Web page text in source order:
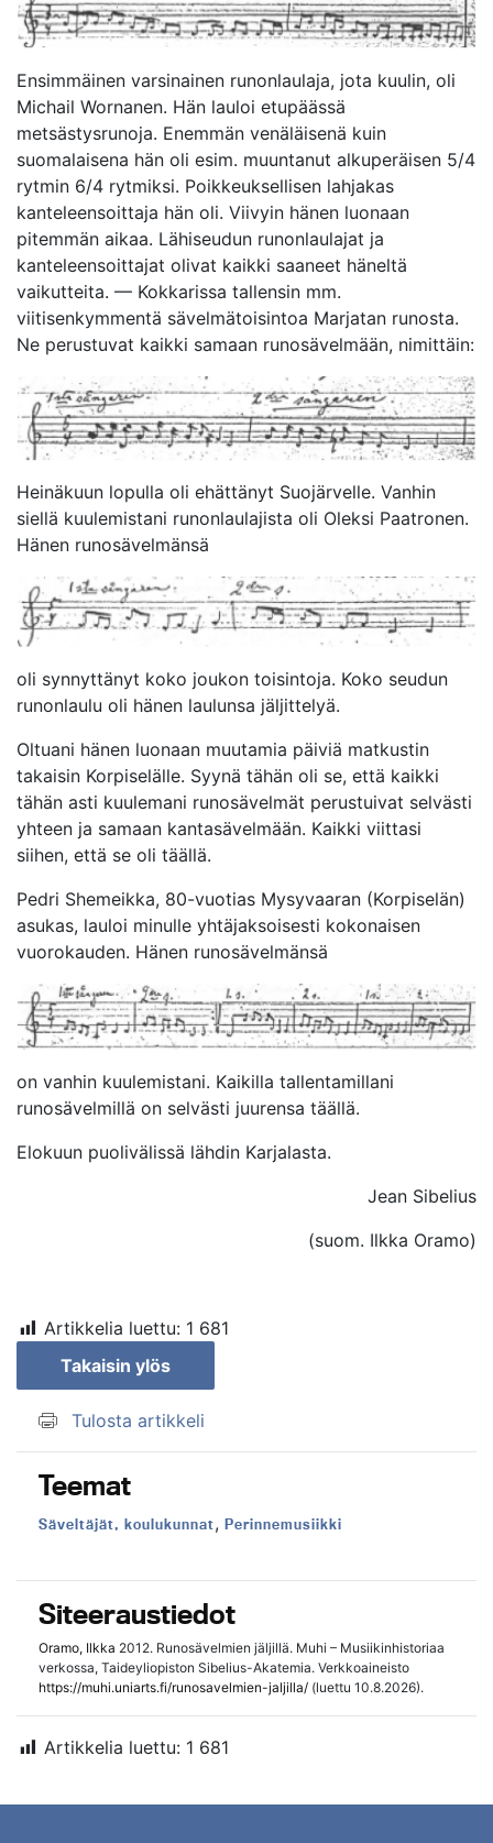
Ensimmäinen varsinainen runonlaulaja, jota kuulin, oli
Michail Wornanen. Hän lauloi etupäässä
metsästysrunoja. Enemmän venäläisenä kuin
suomalaisena hän oli esim. muuntanut alkuperäisen 5/4
rytmin 6/4 rytmiksi. Poikkeuksellisen lahjakas
kanteleensoittaja hän oli. Viivyin hänen luonaan
pitemmän aikaa. Lähiseudun runonlaulajat ja
kanteleensoittajat olivat kaikki saaneet häneltä
vaikutteita. — Kokkarissa tallensin mm.
viitisenkymmentä sävelmätoisintoa Marjatan runosta.
Ne perustuvat kaikki samaan runosävelmään, nimittäin:
Heinäkuun lopulla oli ehättänyt Suojärvelle. Vanhin
siellä kuulemistani runonlaulajista oli Oleksi Paatronen.
Hänen runosävelmänsä
oli synnyttänyt koko joukon toisintoja. Koko seudun
runonlaulu oli hänen laulunsa jäljittelyä.
Oltuani hänen luonaan muutamia päiviä matkustin
takaisin Korpiselälle. Syynä tähän oli se, että kaikki
tähän asti kuulemani runosävelmät perustuivat selvästi
yhteen ja samaan kantasävelmään. Kaikki viittasi
siihen, että se oli täällä.
Pedri Shemeikka, 80-vuotias Mysyvaaran (Korpiselän)
asukas, lauloi minulle yhtäjaksoisesti kokonaisen
vuorokauden. Hänen runosävelmänsä
on vanhin kuulemistani. Kaikilla tallentamillani
runosävelmillä on selvästi juurensa täällä.
Elokuun puolivälissä lähdin Karjalasta.
Jean Sibelius
(suom. Ilkka Oramo)
Artikkelia luettu: 1 681
Takaisin ylös
Tulosta artikkeli
Teemat
Teema:
Säveltäjät, koulukunnat, Teema:
Perinnemusiikki
Siteeraustiedot
Oramo, Ilkka 2012. Runosävelmien jäljillä. Muhi – Musiikinhistoriaa
verkossa, Taideyliopiston Sibelius-Akatemia. Verkkoaineisto
https://muhi.uniarts.fi/runosavelmien-jaljilla/ (luettu 10.8.2026).
Artikkelia luettu: 1 681